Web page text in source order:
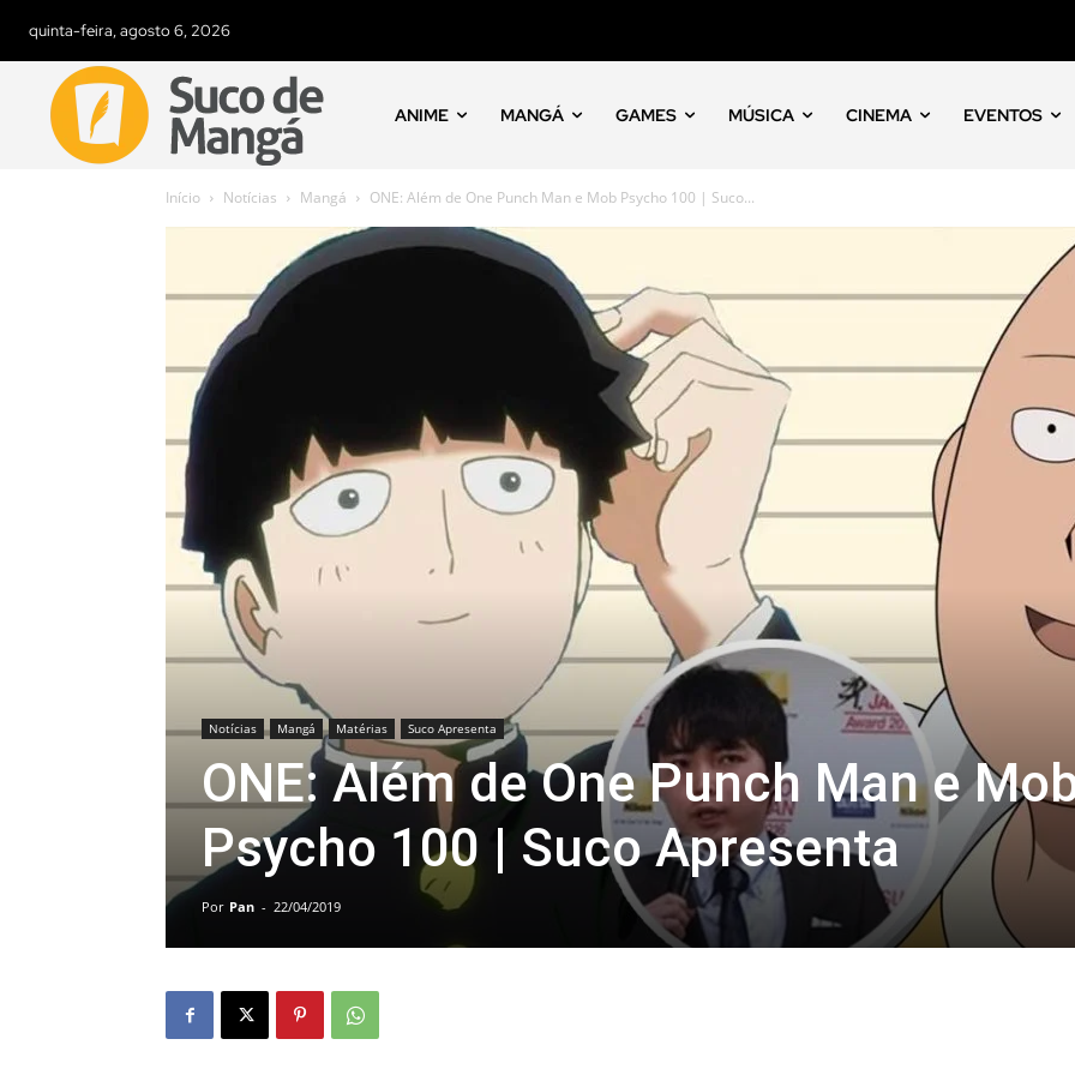
quinta-feira, agosto 6, 2026
ANIME MANGÁ GAMES MÚSICA CINEMA EVENTOS
Início Notícias Mangá ONE: Além de One Punch Man e Mob Psycho 100 | Suco...
Notícias Mangá Matérias Suco Apresenta
ONE: Além de One Punch Man e
Psycho 100 | Suco Apresenta
Por Pan - 22/04/2019